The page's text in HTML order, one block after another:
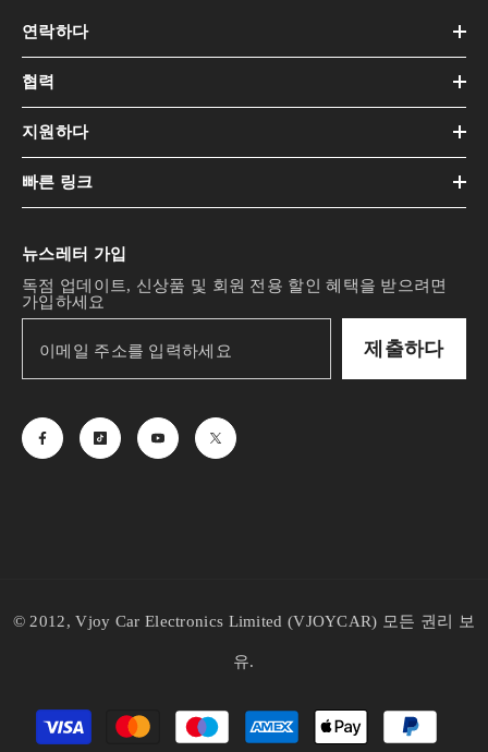
연락하다
협력
지원하다
빠른 링크
뉴스레터 가입
독점 업데이트, 신상품 및 회원 전용 할인 혜택을 받으려면
가입하세요
제출하다
© 2012, Vjoy Car Electronics Limited (VJOYCAR) 모든 권리 보
유.
Payment
methods